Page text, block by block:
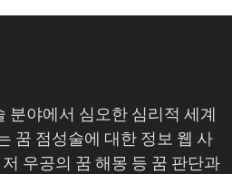
분야에서 심오한 심리적 세계
꿈 점성술에 대한 정보 웹 사
우공의 꿈 해몽 등 꿈 판단과